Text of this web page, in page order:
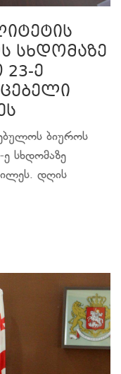
სხდომაზე
ე
ბიუროს
სხდომაზე
დღის